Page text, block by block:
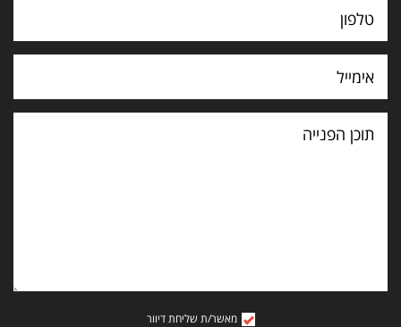
תוכן
הפנייה
מאשר/ת שליחת דיוור